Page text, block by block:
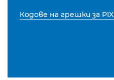
Кодове на грешки за